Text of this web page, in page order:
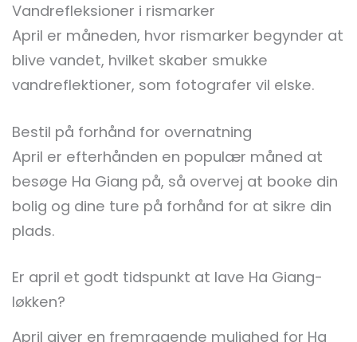
Vandrefleksioner i rismarker
April er måneden, hvor rismarker begynder at
blive vandet, hvilket skaber smukke
vandreflektioner, som fotografer vil elske.
Bestil på forhånd for overnatning
April er efterhånden en populær måned at
besøge Ha Giang på, så overvej at booke din
bolig og dine ture på forhånd for at sikre din
plads.
Er april et godt tidspunkt at lave Ha Giang-
løkken?
April giver en fremragende mulighed for Ha